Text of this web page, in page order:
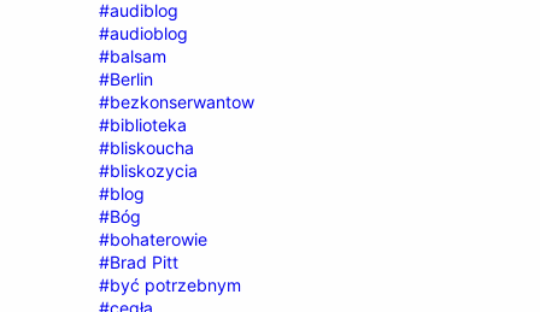
#audiblog
#audioblog
#balsam
#Berlin
#bezkonserwantow
#biblioteka
#bliskoucha
#bliskozycia
#blog
#Bóg
#bohaterowie
#Brad Pitt
#być potrzebnym
#cegła